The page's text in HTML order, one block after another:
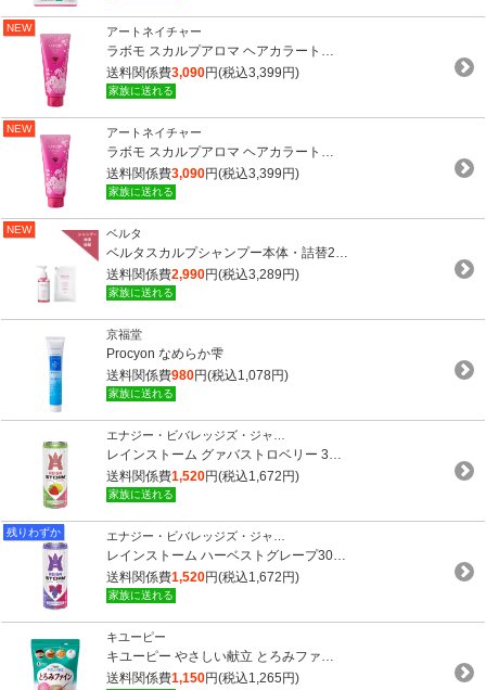
NEW アートネイチャー
ラボモ スカルプアロマ ヘアカラート…
送料関係費3,090円(税込3,399円)
家族に送れる
NEW アートネイチャー
ラボモ スカルプアロマ ヘアカラート…
送料関係費3,090円(税込3,399円)
家族に送れる
NEW ベルタ
ベルタスカルプシャンプー本体・詰替2…
送料関係費2,990円(税込3,289円)
家族に送れる
京福堂
Procyon なめらか雫
送料関係費980円(税込1,078円)
家族に送れる
エナジー・ビバレッジズ・ジャ…
レインストーム グァバストロベリー 3…
送料関係費1,520円(税込1,672円)
家族に送れる
残りわずか エナジー・ビバレッジズ・ジャ…
レインストーム ハーベストグレープ30…
送料関係費1,520円(税込1,672円)
家族に送れる
キユーピー
キユーピー やさしい献立 とろみファ…
送料関係費1,150円(税込1,265円)